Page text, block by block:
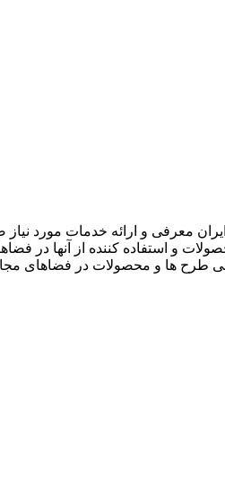
معرفی و ارائه خدمات مورد
و استفاده کننده از آنها در
طرح ها و محصولات در فضاهای